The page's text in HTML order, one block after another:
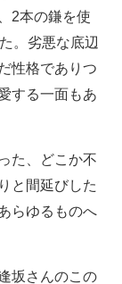
2本の鎌を使
。劣悪な底辺
性格でありつ
する一面もあ
た、どこか不
と間延びした
らゆるものへ
坂さんのこの